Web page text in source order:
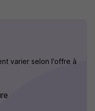
varier selon l'offre à